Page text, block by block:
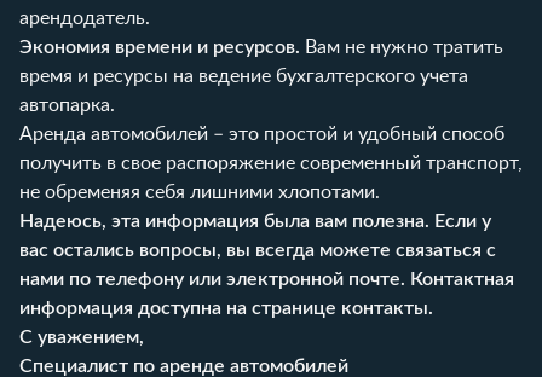
арендодатель.
Экономия времени и ресурсов. Вам не нужно тратить
время и ресурсы на ведение бухгалтерского учета
автопарка.
Аренда автомобилей – это простой и удобный способ
получить в свое распоряжение современный транспорт,
не обременяя себя лишними хлопотами.
Надеюсь, эта информация была вам полезна. Если у
вас остались вопросы, вы всегда можете связаться с
нами по телефону или электронной почте. Контактная
информация доступна на странице контакты.
С уважением,
Специалист по аренде автомобилей